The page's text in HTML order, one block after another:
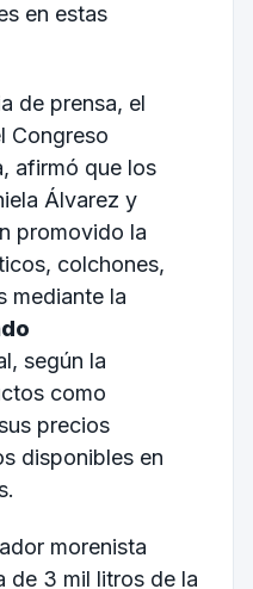
en estas
de prensa, el
Congreso
afirmó que los
Álvarez y
promovido la
colchones,
mediante la
según la
como
precios
disponibles en
morenista
de 3 mil litros de la